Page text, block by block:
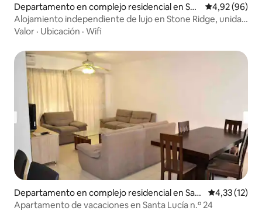
Departamento en complejo residencial en San
ta Lucía
Calificación
4,92 (96)
Alojamiento independiente de lujo en Stone Ridge, unidad
6
Valor · Ubicación · Wifi
Departamento en complejo residencial en Sant
a Lucía
Calificación
4,33 (12)
Apartamento de vacaciones en Santa Lucía n.º 24